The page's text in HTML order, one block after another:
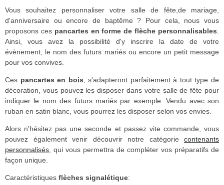
Vous souhaitez personnaliser votre salle de fête,de mariage,
d'anniversaire ou encore de baptême ? Pour cela, nous vous
proposons ces pancartes en forme de flèche personnalisables
Ainsi, vous avez la possibilité d'y inscrire la date de votre
évènement, le nom des futurs mariés ou encore un petit message
pour vos convives.
Ces pancartes en bois , s'adapteront parfaitement à tout type de
décoration, vous pouvez les disposer dans votre salle de fête pour
indiquer le nom des futurs mariés par exemple. Vendu avec son
ruban en satin blanc, vous pourrez les disposer selon vos envies.
Alors n'hésitez pas une seconde et passez vite commande, vous
pouvez également venir découvrir notre catégorie contenants
personnalisés , qui vous permettra de compléter vos préparatifs de
façon unique.
Caractéristiques flèches signalétique: